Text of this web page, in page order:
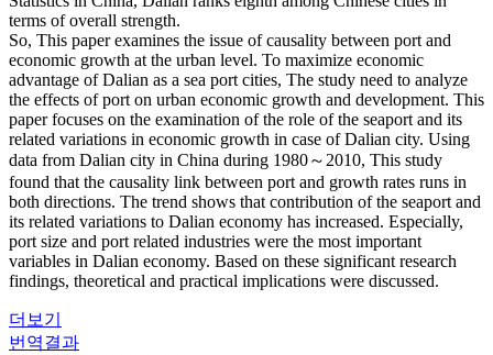
terms of overall strength.
So, This paper examines the issue of causality between port and
economic growth at the urban level. To maximize economic
advantage of Dalian as a sea port cities, The study need to analyze
the effects of port on urban economic growth and development. This
paper focuses on the examination of the role of the seaport and its
related variations in economic growth in case of Dalian city. Using
data from Dalian city in China during 1980～2010, This study
found that the causality link between port and growth rates runs in
both directions. The trend shows that contribution of the seaport and
its related variations to Dalian economy has increased. Especially,
port size and port related industries were the most important
variables in Dalian economy. Based on these significant research
findings, theoretical and practical implications were discussed.
더보기
번역결과